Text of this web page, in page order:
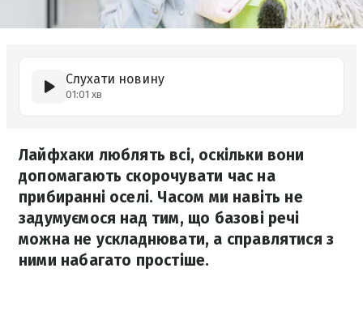
Слухати новину
01:01 хв
Лайфхаки люблять всі, оскільки вони
допомагають скорочувати час на
прибиранні оселі. Часом ми навіть не
задумуємося над тим, що базові речі
можна не ускладнювати, а справлятися з
ними набагато простіше.